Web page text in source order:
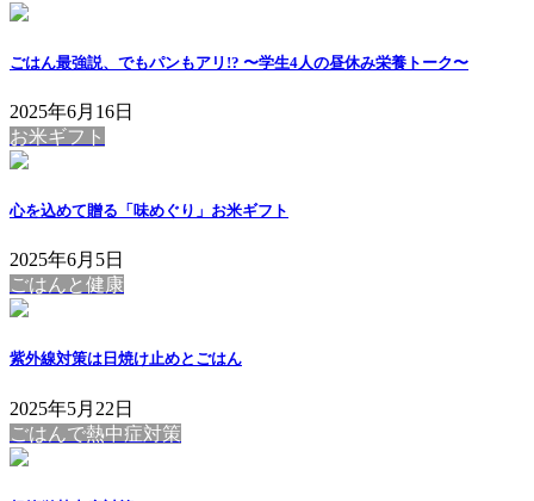
ごはん最強説、でもパンもアリ!? 〜学生4人の昼休み栄養トーク〜
2025年6月16日
お米ギフト
心を込めて贈る「味めぐり」お米ギフト
2025年6月5日
ごはんと健康
紫外線対策は日焼け止めとごはん
2025年5月22日
ごはんで熱中症対策